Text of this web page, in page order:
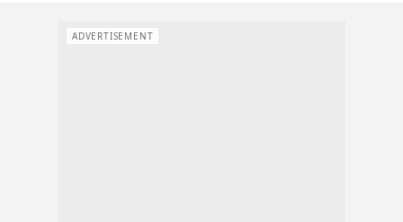
ADVERTISEMENT